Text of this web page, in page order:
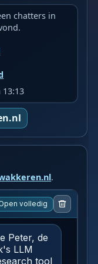
chatters in
13:13
.